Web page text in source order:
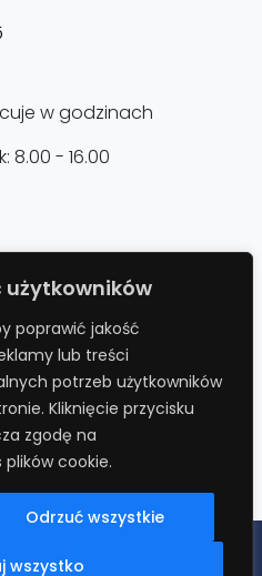
poprawić jakość
lub treści
potrzeb użytkowników
Kliknięcie przycisku
zgodę na
cookie.
Odrzuć wszystkie
wszystko
w godzinach
8.00 - 16.00
gwarancji
o kolejne 12
na stronie.
RODO